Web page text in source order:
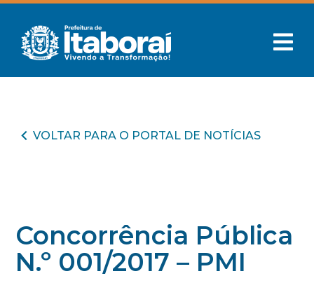
VOLTAR PARA O PORTAL DE NOTÍCIAS
Concorrência Pública
N.º 001/2017 – PMI